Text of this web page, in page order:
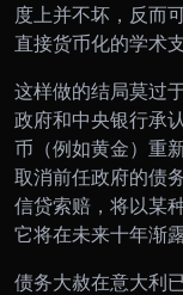
度上并不坏，反而
直接货币化的学术支
这样做的结局莫过
政府和中央银行承
币（例如黄金）重
取消前任政府的债
信贷索赔，将以某
它将在未来十年渐露
债务大赦在意大利